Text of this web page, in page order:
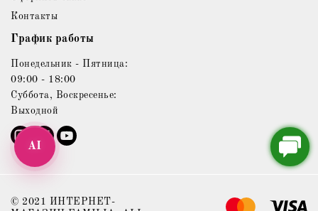
Контакты
График работы
Понедельник - Пятница:
09:00 - 18:00
Суббота, Воскресенье:
Выходной
© 2021 ИНТЕРНЕТ-
AI